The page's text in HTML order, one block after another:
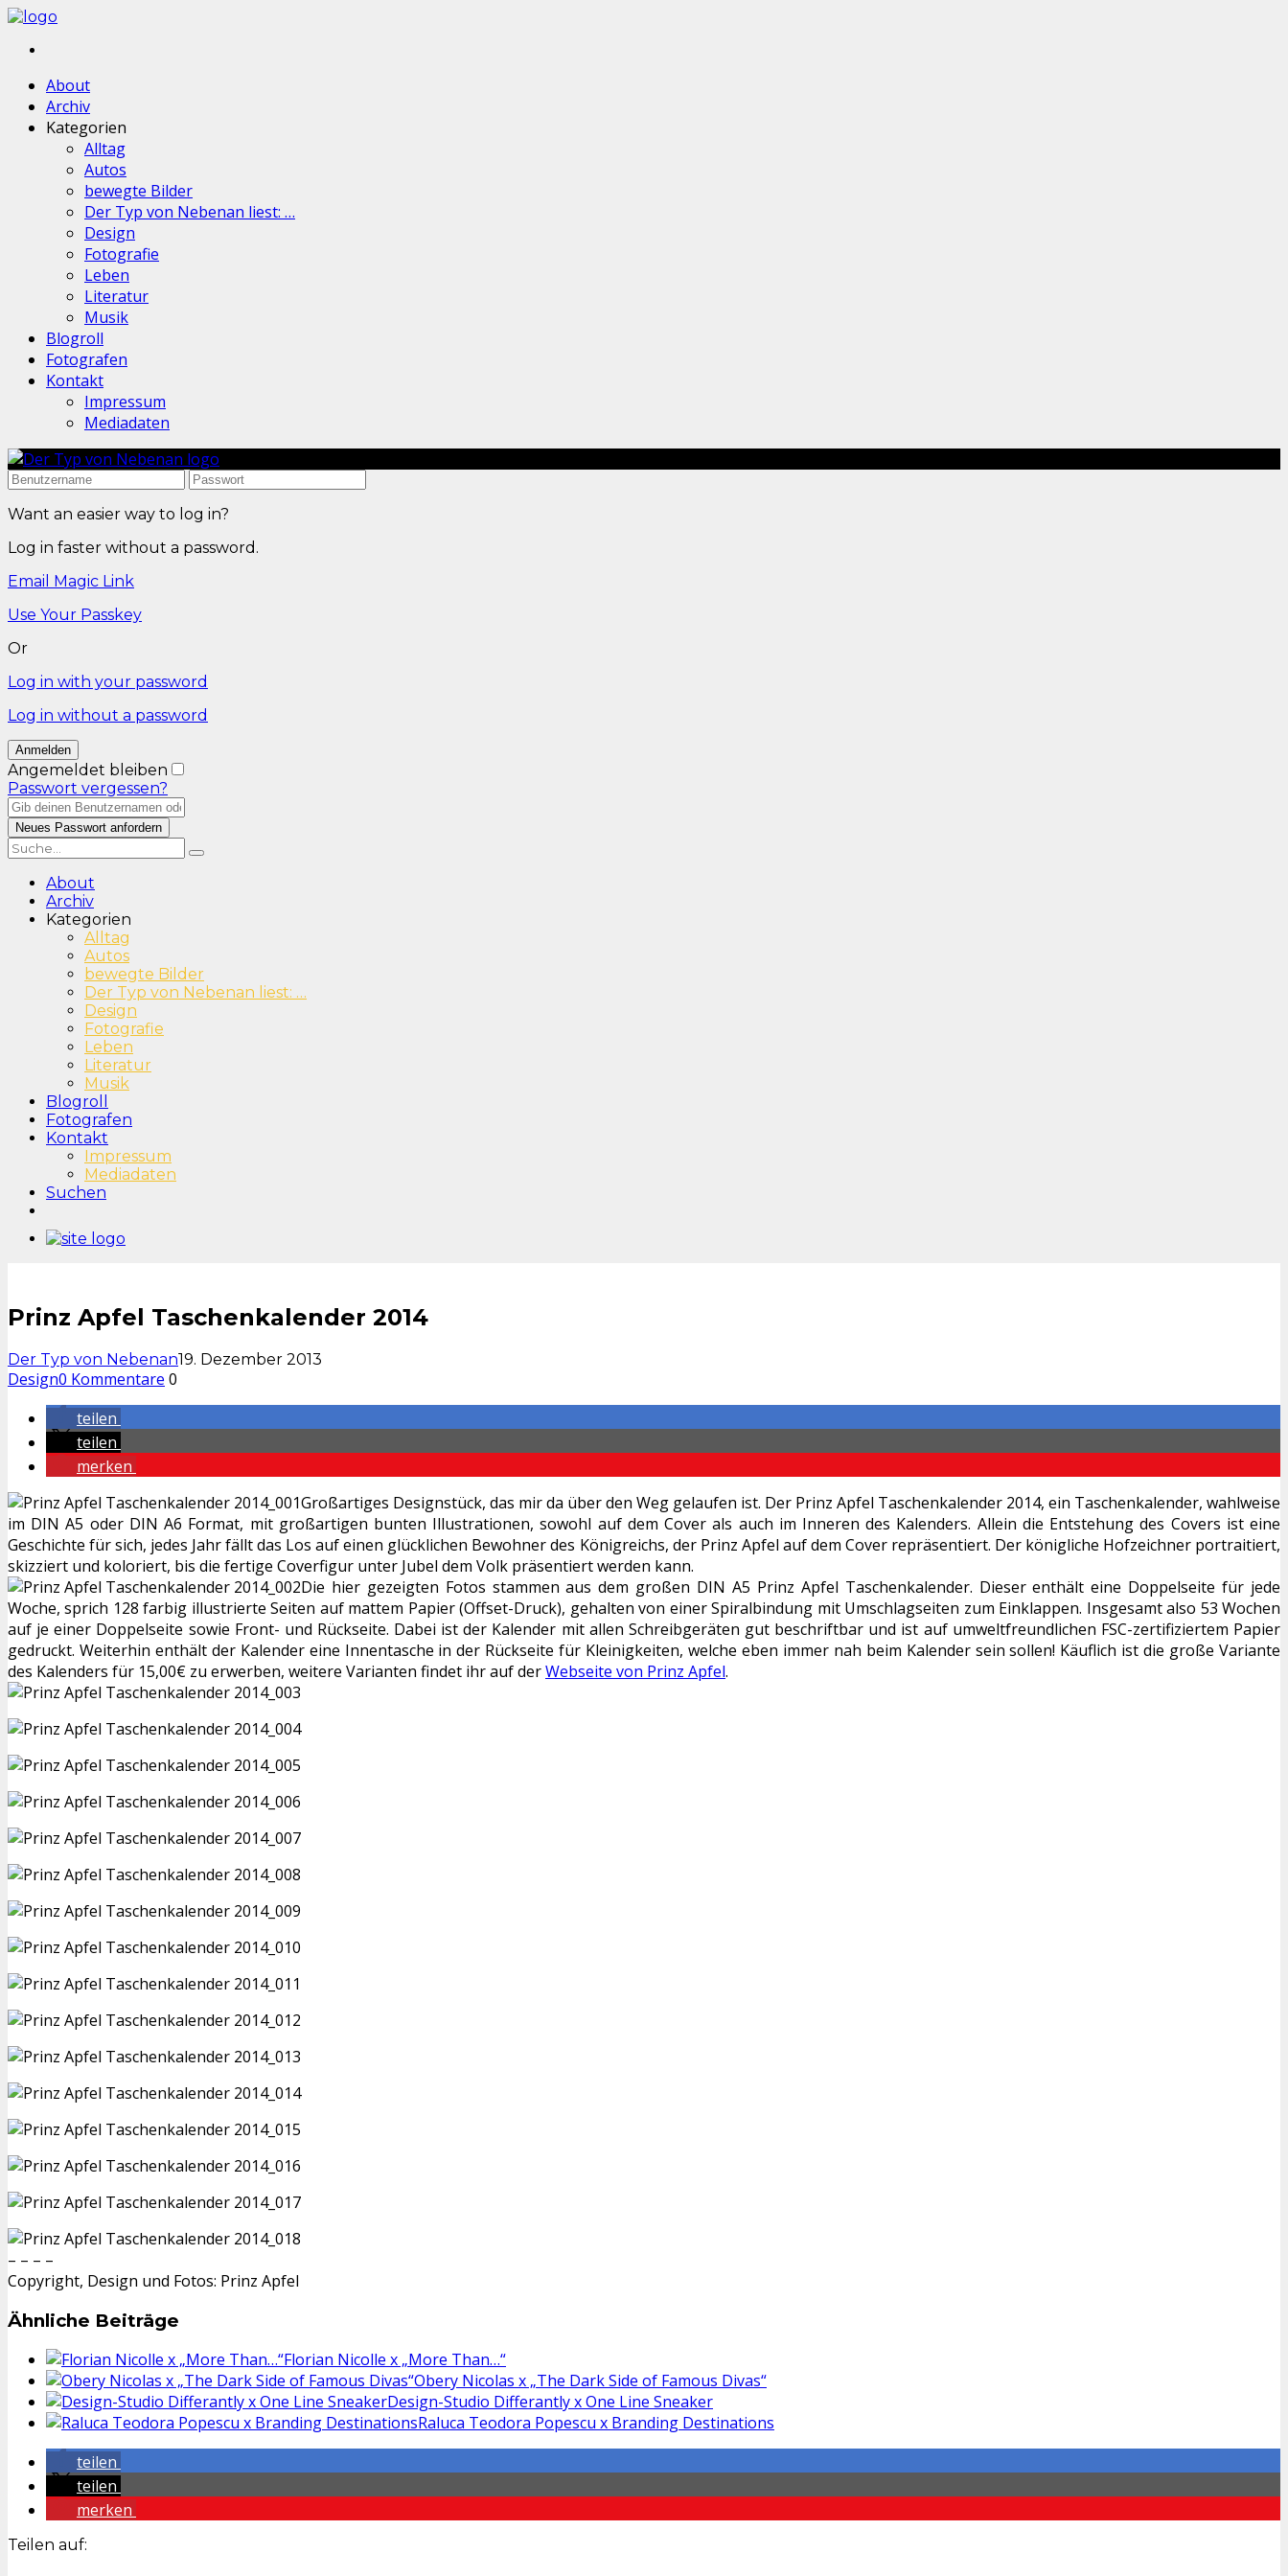
About
Archiv
Kategorien
Alltag
Autos
bewegte Bilder
Der Typ von Nebenan liest: …
Design
Fotografie
Leben
Literatur
Musik
Blogroll
Fotografen
Kontakt
Impressum
Mediadaten
Want an easier way to log in?
Log in faster without a password.
Email Magic Link
Use Your Passkey
Or
Log in with your password
Log in without a password
Angemeldet bleiben
Passwort vergessen?
About
Archiv
Kategorien
Alltag
Autos
bewegte Bilder
Der Typ von Nebenan liest: …
Design
Fotografie
Leben
Literatur
Musik
Blogroll
Fotografen
Kontakt
Impressum
Mediadaten
Suchen
Prinz Apfel Taschenkalender 2014
Der Typ von Nebenan19. Dezember 2013
Design0 Kommentare 0
teilen
teilen
merken
Großartiges Designstück, das mir da über den Weg gelaufen ist. Der Prinz Apfel Taschenkalender 2014, ein Taschenkalender, wahlweise
im DIN A5 oder DIN A6 Format, mit großartigen bunten Illustrationen, sowohl auf dem Cover als auch im Inneren des Kalenders. Allein die Entstehung des Covers ist eine
Geschichte für sich, jedes Jahr fällt das Los auf einen glücklichen Bewohner des Königreichs, der Prinz Apfel auf dem Cover repräsentiert. Der königliche Hofzeichner portraitiert,
skizziert und koloriert, bis die fertige Coverfigur unter Jubel dem Volk präsentiert werden kann.
Die hier gezeigten Fotos stammen aus dem großen DIN A5 Prinz Apfel Taschenkalender. Dieser enthält eine Doppelseite für jede
Woche, sprich 128 farbig illustrierte Seiten auf mattem Papier (Offset-Druck), gehalten von einer Spiralbindung mit Umschlagseiten zum Einklappen. Insgesamt also 53 Wochen
auf je einer Doppelseite sowie Front- und Rückseite. Dabei ist der Kalender mit allen Schreibgeräten gut beschriftbar und ist auf umweltfreundlichen FSC-zertifiziertem Papier
gedruckt. Weiterhin enthält der Kalender eine Innentasche in der Rückseite für Kleinigkeiten, welche eben immer nah beim Kalender sein sollen! Käuflich ist die große Variante
des Kalenders für 15,00€ zu erwerben, weitere Varianten findet ihr auf derWebseite von Prinz Apfel.
– – – –
Copyright, Design und Fotos: Prinz Apfel
Ähnliche Beiträge
Florian Nicolle x „More Than…“
Obery Nicolas x „The Dark Side of Famous Divas“
Design-Studio Differantly x One Line Sneaker
Raluca Teodora Popescu x Branding Destinations
teilen
teilen
merken
Teilen auf: